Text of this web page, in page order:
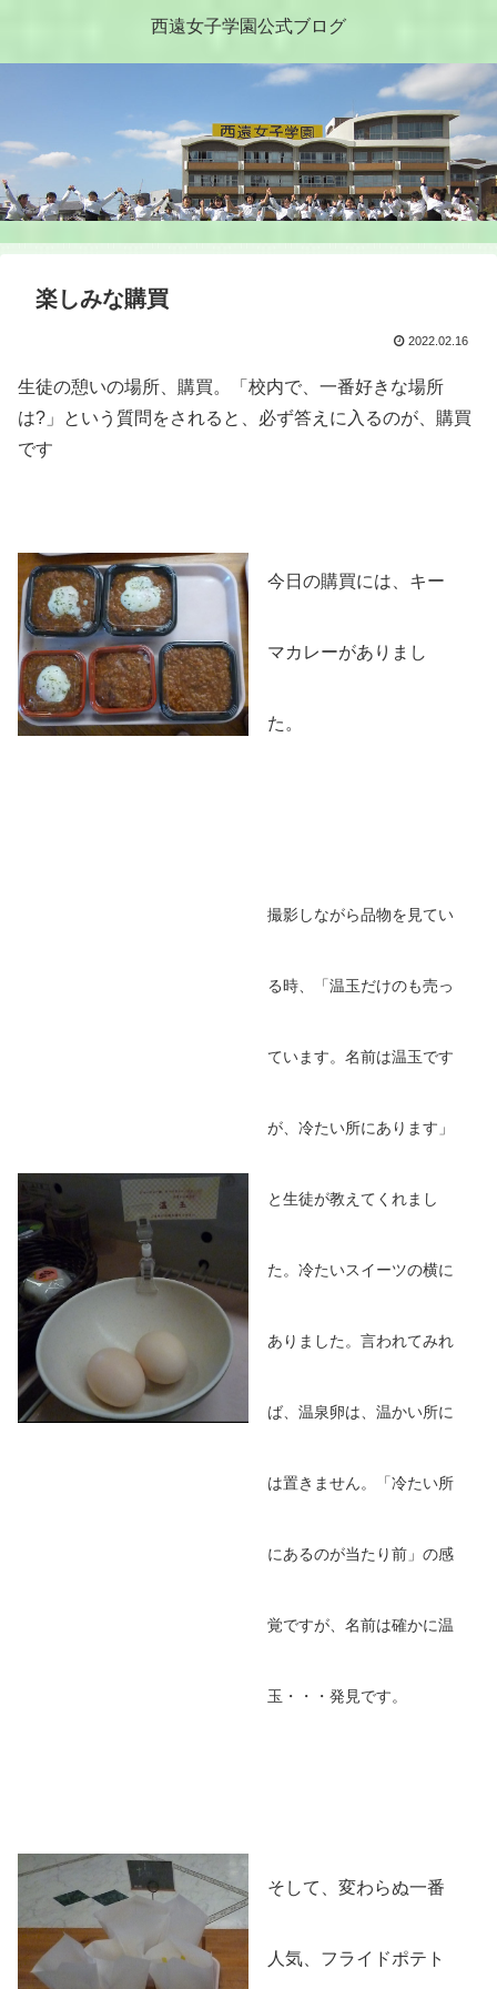
西遠女子学園公式ブログ
楽しみな購買
2022.02.16
生徒の憩いの場所、購買。「校内で、一番好きな場所
は?」という質問をされると、必ず答えに入るのが、購買
です
今日の購買には、キー
マカレーがありまし
た。
撮影しながら品物を見てい
る時、「温玉だけのも売っ
ています。名前は温玉です
が、冷たい所にあります」
と生徒が教えてくれまし
た。冷たいスイーツの横に
ありました。言われてみれ
ば、温泉卵は、温かい所に
は置きません。「冷たい所
にあるのが当たり前」の感
覚ですが、名前は確かに温
玉・・・発見です。
そして、変わらぬ一番
人気、フライドポテト